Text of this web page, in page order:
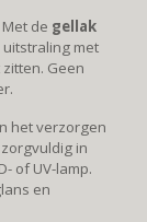
de gellak
met
Geen
het verzorgen
in
of UV-lamp.
en